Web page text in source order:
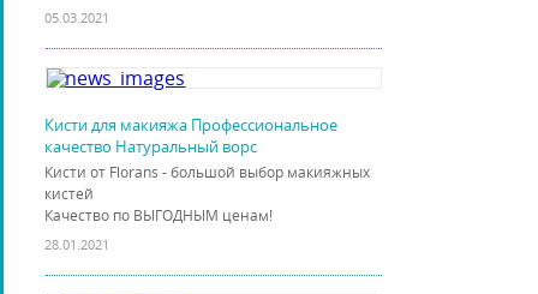
05.03.2021
Кисти для макияжа Профессиональное
качество Натуральный ворс
Кисти от Florans - большой выбор макияжных
кистей
Качество по ВЫГОДНЫМ ценам!
28.01.2021